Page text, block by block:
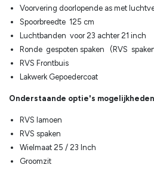
Voorvering doorlopende as met
Spoorbreedte 125 cm
Luchtbanden voor 23 achter 21 inch
Ronde gespoten spaken (RVS
RVS Frontbuis
Lakwerk Gepoedercoat
Onderstaande optie's
RVS lamoen
RVS spaken
Wielmaat 25 / 23 Inch
Groomzit